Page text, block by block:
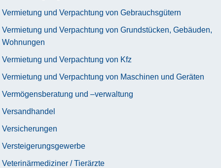
Vermietung und Verpachtung von Gebrauchsgütern
Vermietung und Verpachtung von Grundstücken, Gebäuden,
Wohnungen
Vermietung und Verpachtung von Kfz
Vermietung und Verpachtung von Maschinen und Geräten
Vermögensberatung und –verwaltung
Versandhandel
Versicherungen
Versteigerungsgewerbe
Veterinärmediziner / Tierärzte